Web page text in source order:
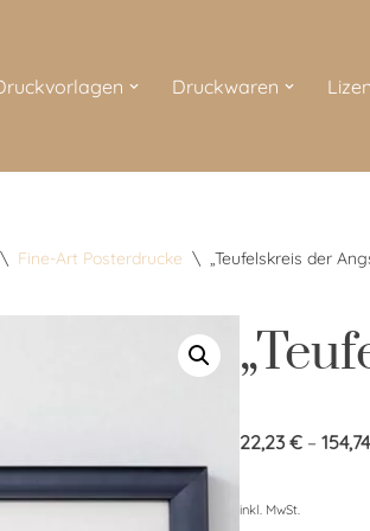
Druckwaren
\ Fine-Art Posterdrucke \ „Teufelskreis der
22,23 €– 154,74
inkl. MwSt.